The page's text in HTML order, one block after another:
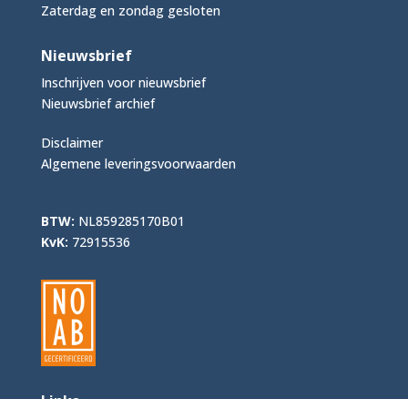
Zaterdag en zondag gesloten
Nieuwsbrief
Inschrijven voor nieuwsbrief
Nieuwsbrief archief
Disclaimer
Algemene leveringsvoorwaarden
BTW: NL859285170B01
KvK: 72915536